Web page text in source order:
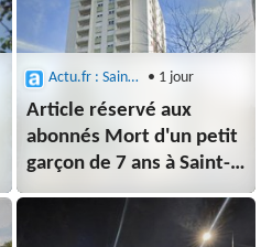
Actu.fr : Saint-Etienne • 1 jour
Article réservé aux
abonnés Mort d'un petit
garçon de 7 ans à Saint-
Etienne : ce que l'on sait
de la victime